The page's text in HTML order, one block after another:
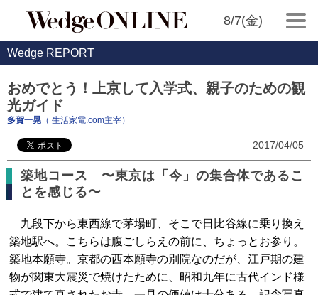
8/7(金)
Wedge REPORT
おめでとう！上京して入学式、親子のための観
光ガイド
多賀一晃 （ 生活家電.com主宰）
2017/04/05
築地コース 〜東京は「今」の集合体であるこ
とを感じる〜
九段下から東西線で茅場町、そこで日比谷線に乗り換え
築地駅へ。こちらは腹ごしらえの前に、ちょっとお参り。
築地本願寺。京都の西本願寺の別院なのだが、江戸期の建
物が関東大震災で焼けたために、昭和九年に古代インド様